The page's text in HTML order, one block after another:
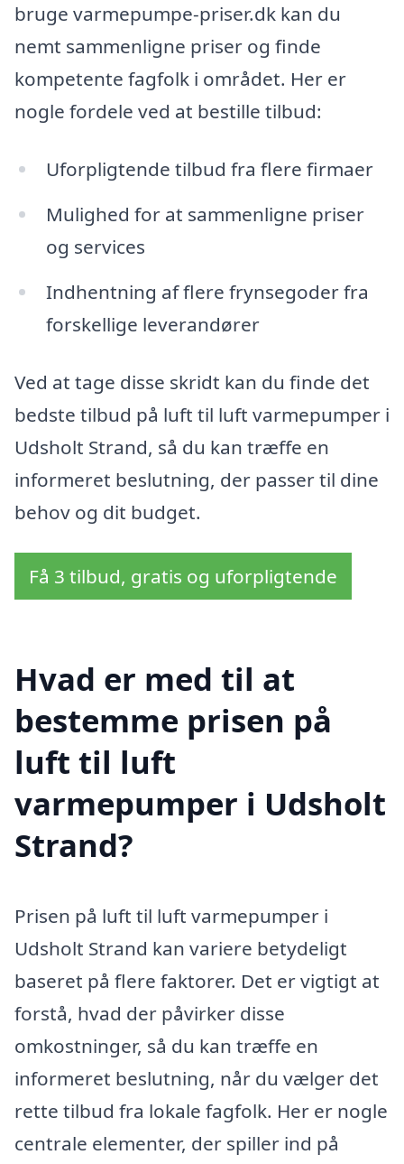
bruge varmepumpe-priser.dk kan du
nemt sammenligne priser og finde
kompetente fagfolk i området. Her er
nogle fordele ved at bestille tilbud:
Uforpligtende tilbud fra flere firmaer
Mulighed for at sammenligne priser
og services
Indhentning af flere frynsegoder fra
forskellige leverandører
Ved at tage disse skridt kan du finde det
bedste tilbud på luft til luft varmepumper i
Udsholt Strand, så du kan træffe en
informeret beslutning, der passer til dine
behov og dit budget.
Få 3 tilbud, gratis og uforpligtende
Hvad er med til at
bestemme prisen på
luft til luft
varmepumper i Udsholt
Strand?
Prisen på luft til luft varmepumper i
Udsholt Strand kan variere betydeligt
baseret på flere faktorer. Det er vigtigt at
forstå, hvad der påvirker disse
omkostninger, så du kan træffe en
informeret beslutning, når du vælger det
rette tilbud fra lokale fagfolk. Her er nogle
centrale elementer, der spiller ind på